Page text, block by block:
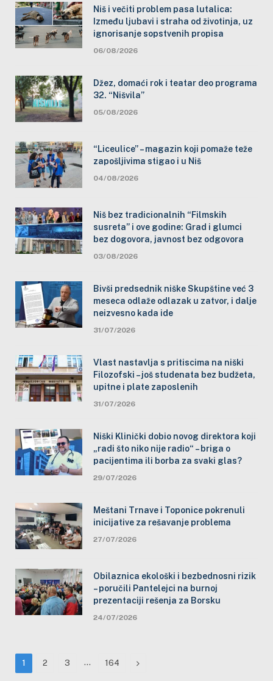
Niš i večiti problem pasa lutalica:
Između ljubavi i straha od životinja, uz
ignorisanje sopstvenih propisa
06/08/2026
Džez, domaći rok i teatar deo programa
32. “Nišvila”
05/08/2026
“Liceulice” – magazin koji pomaže teže
zapošljivima stigao i u Niš
04/08/2026
Niš bez tradicionalnih “Filmskih
susreta” i ove godine: Grad i glumci
bez dogovora, javnost bez odgovora
03/08/2026
Bivši predsednik niške Skupštine već 3
meseca odlaže odlazak u zatvor, i dalje
neizvesno kada ide
31/07/2026
Vlast nastavlja s pritiscima na niški
Filozofski – još studenata bez budžeta,
upitne i plate zaposlenih
31/07/2026
Niški Klinički dobio novog direktora koji
„radi što niko nije radio“ – briga o
pacijentima ili borba za svaki glas?
29/07/2026
Meštani Trnave i Toponice pokrenuli
inicijative za rešavanje problema
27/07/2026
Obilaznica ekološki i bezbednosni rizik
– poručili Pantelejci na burnoj
prezentaciji rešenja za Borsku
24/07/2026
1 2 3 … 164 Next